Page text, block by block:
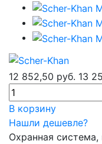
12 852,50 руб. 13
В корзину
Нашли дешевле?
Охранная